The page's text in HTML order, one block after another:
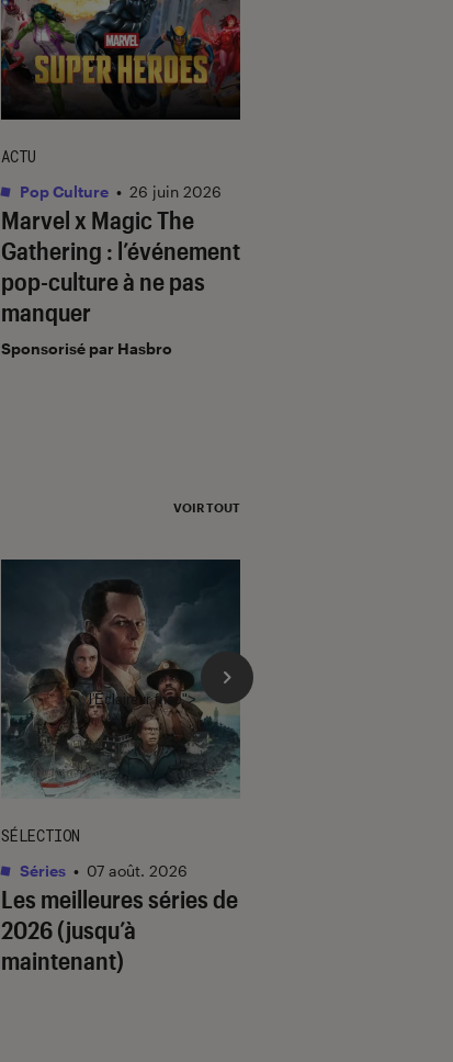
Marvel x Magic The
Gathering : l’événement
pop-culture à ne pas
manquer
ACTU
Pop Culture • 26 juin 2026
Sponsorisé par Hasbro
VOIR TOUT
Les meilleures séries de
2026 (jusqu’à
maintenant)
SÉLECTION
Séries • 07 août. 2026
l'Éclaireur fnac">